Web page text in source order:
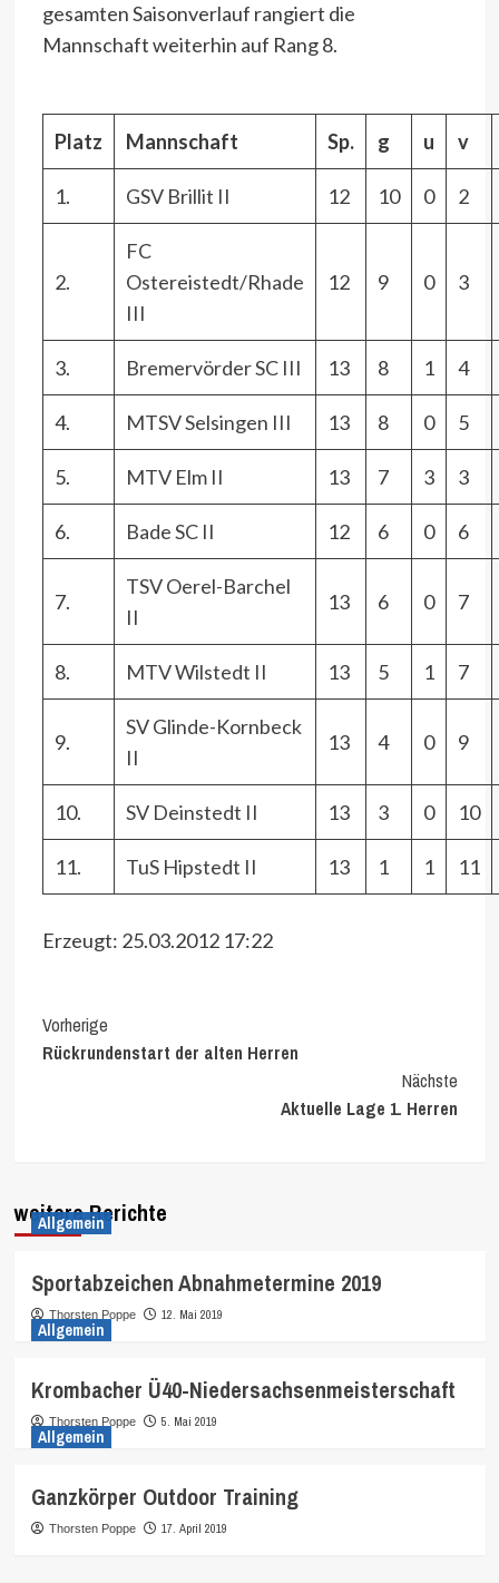
gesamten Saisonverlauf rangiert die
Mannschaft weiterhin auf Rang 8.
Platz Mannschaft Sp. g u v
1. GSV Brillit II 12 10 0 2
2.
FC
Ostereistedt/Rhade
III
12 9 0 3
3. Bremervörder SC III 13 8 1 4
4. MTSV Selsingen III 13 8 0 5
5. MTV Elm II 13 7 3 3
6. Bade SC II 12 6 0 6
7.
TSV Oerel-Barchel
II
13 6 0 7
8. MTV Wilstedt II 13 5 1 7
9.
SV Glinde-Kornbeck
II
13 4 0 9
10. SV Deinstedt II 13 3 0 10
11. TuS Hipstedt II 13 1 1 11
Erzeugt: 25.03.2012 17:22
Continue
Reading
Vorherige
Rückrundenstart der alten Herren
Nächste
Aktuelle Lage 1. Herren
weitere Berichte
Allgemein
Sportabzeichen Abnahmetermine 2019
Thorsten Poppe 12. Mai 2019
Allgemein
Krombacher Ü40-Niedersachsenmeisterschaft
Thorsten Poppe 5. Mai 2019
Allgemein
Ganzkörper Outdoor Training
Thorsten Poppe 17. April 2019